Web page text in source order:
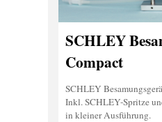
SCHLEY
Compact
SCHLEY
Inkl. SCHLEY-Spritze
in kleiner Ausführung.